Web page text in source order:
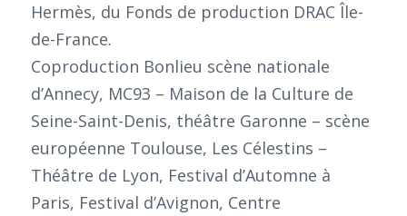
Hermès, du Fonds de production DRAC Île-
de-France.
Coproduction Bonlieu scène nationale
d’Annecy, MC93 – Maison de la Culture de
Seine-Saint-Denis, théâtre Garonne – scène
européenne Toulouse, Les Célestins –
Théâtre de Lyon, Festival d’Automne à
Paris, Festival d’Avignon, Centre